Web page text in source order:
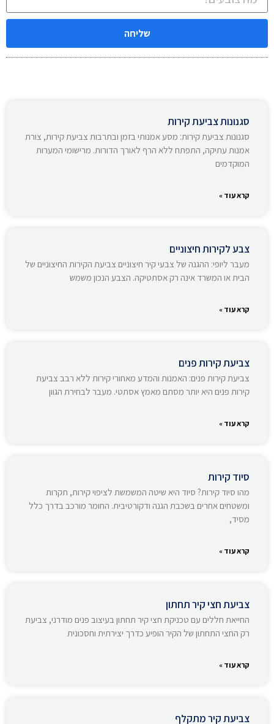
שליחה
סגנונות צביעת קירות
סגנונות צביעת קירות: מסע אמנותי בזמן ובתרבות צביעת קירות, צורת
אמנות עתיקה, התפתח ללא הרף לאורך הדורות. מרישומי המערות
המוקדמים
קרא עוד »
צבע לקירות חיצוניים
מעבר ליופי: ההגנה של צבעי קיר חיצוניים צביעת הקירות החיצוניים של
הבית או המשרד אינה רק אסתטיקה. הצבע הנכון משמש
קרא עוד »
צביעת קירות פנים
צביעת קירות פנים: האמנות והמדע מאחורי קירות ללא רבב צביעת
קירות פנים היא יותר מסתם מאמץ אסתטי. מעבר לבחירת הגוון
קרא עוד »
סיוד קירות
מהו סיוד קירות? סיוד היא שיטה המשמשת לציפוי קירות, תקרות
ומשטחים אחרים בשכבת הגנה ודקורטיבית. החומר מורכב בדרך כלל
מסיד,
קרא עוד »
צביעת חצי קיר תחתון
החייאת חללים עם טכניקת חצי קיר תחתון בעיצוב פנים מודרני, צביעת
רק החצי התחתון של הקיר הופיע כדרך יצירתית וחסכונית
קרא עוד »
צביעת קיר מתקלף